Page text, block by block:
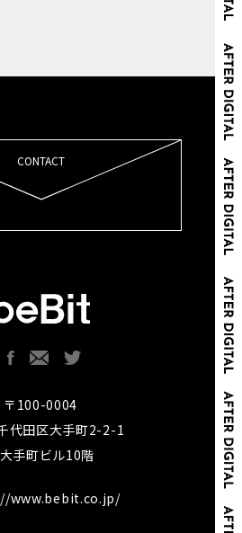
CONTACT
〒100-0004
代田区大手町2-2-1
手町ビル10階
www.bebit.co.jp/